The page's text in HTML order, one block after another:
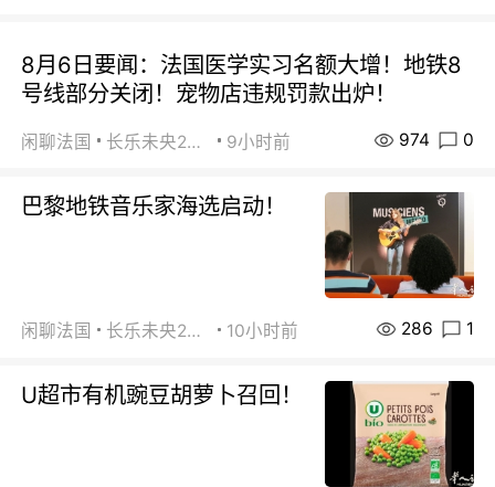
8月6日要闻：法国医学实习名额大增！地铁8
号线部分关闭！宠物店违规罚款出炉！
闲聊法国 长乐未央2015 9小时前 974 0
巴黎地铁音乐家海选启动！
闲聊法国 长乐未央2015 10小时前 286 1
U超市有机豌豆胡萝卜召回！